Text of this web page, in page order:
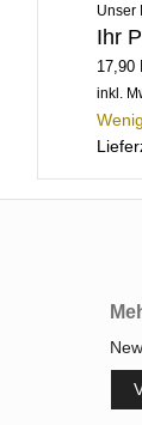
Unser
Ihr
17,90
inkl.